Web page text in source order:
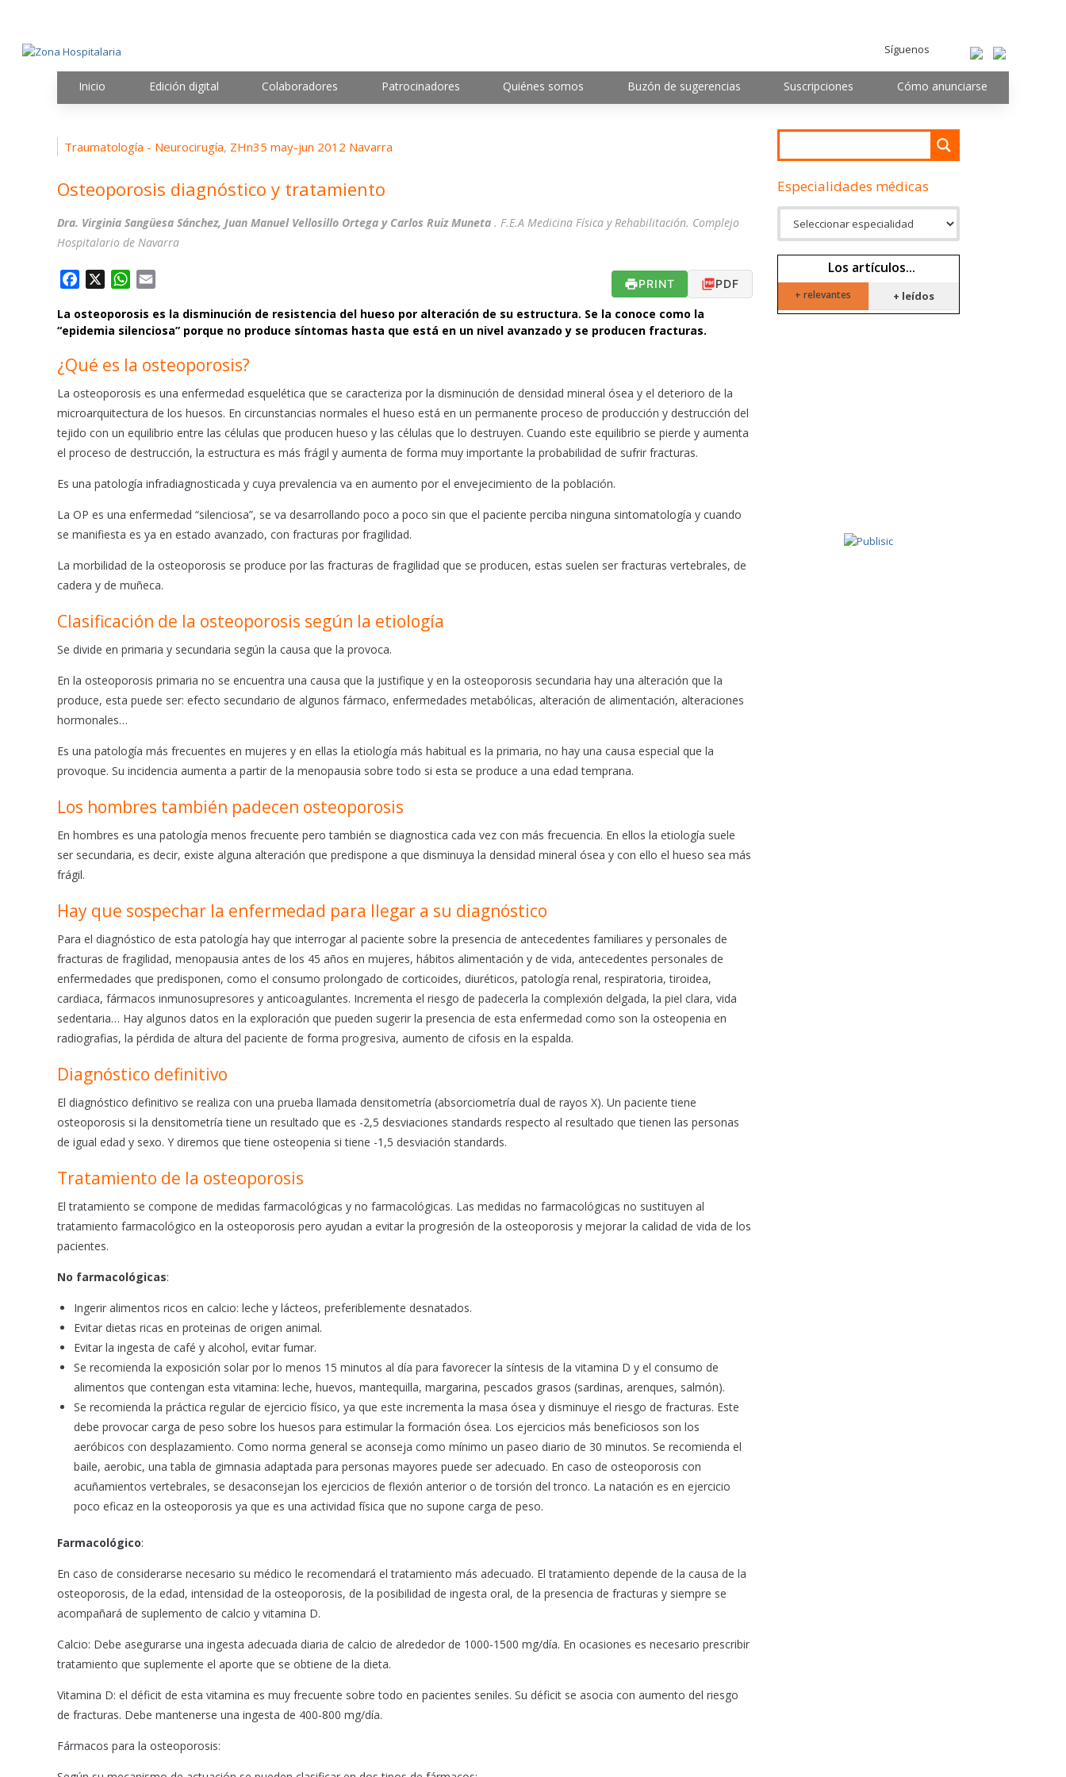
Síguenos
Inicio Edición digital Colaboradores Patrocinadores Quiénes somos Buzón de sugerencias Suscripciones Cómo anunciarse
Traumatología - Neurocirugía, ZHn35 may-jun 2012 Navarra
Osteoporosis diagnóstico y tratamiento
Dra. Virginia Sangüesa Sánchez, Juan Manuel Vellosillo Ortega y Carlos Ruiz Muneta . F.E.A Medicina Física y Rehabilitación. Complejo
Hospitalario de Navarra
c
e
o
o
k
W
a
t
A
p
p
a
i
PRINT PDF
La osteoporosis es la disminución de resistencia del hueso por alteración de su estructura. Se la conoce como la
“epidemia silenciosa” porque no produce síntomas hasta que está en un nivel avanzado y se producen fracturas.
¿Qué es la osteoporosis?
La osteoporosis es una enfermedad esquelética que se caracteriza por la disminución de densidad mineral ósea y el deterioro de la
microarquitectura de los huesos. En circunstancias normales el hueso está en un permanente proceso de producción y destrucción del
tejido con un equilibrio entre las células que producen hueso y las células que lo destruyen. Cuando este equilibrio se pierde y aumenta
el proceso de destrucción, la estructura es más frágil y aumenta de forma muy importante la probabilidad de sufrir fracturas.
Es una patología infradiagnosticada y cuya prevalencia va en aumento por el envejecimiento de la población.
La OP es una enfermedad “silenciosa”, se va desarrollando poco a poco sin que el paciente perciba ninguna sintomatología y cuando
se manifiesta es ya en estado avanzado, con fracturas por fragilidad.
La morbilidad de la osteoporosis se produce por las fracturas de fragilidad que se producen, estas suelen ser fracturas vertebrales, de
cadera y de muñeca.
Clasificación de la osteoporosis según la etiología
Se divide en primaria y secundaria según la causa que la provoca.
En la osteoporosis primaria no se encuentra una causa que la justifique y en la osteoporosis secundaria hay una alteración que la
produce, esta puede ser: efecto secundario de algunos fármaco, enfermedades metabólicas, alteración de alimentación, alteraciones
hormonales…
Es una patología más frecuentes en mujeres y en ellas la etiología más habitual es la primaria, no hay una causa especial que la
provoque. Su incidencia aumenta a partir de la menopausia sobre todo si esta se produce a una edad temprana.
Los hombres también padecen osteoporosis
En hombres es una patología menos frecuente pero también se diagnostica cada vez con más frecuencia. En ellos la etiología suele
ser secundaria, es decir, existe alguna alteración que predispone a que disminuya la densidad mineral ósea y con ello el hueso sea más
frágil.
Hay que sospechar la enfermedad para llegar a su diagnóstico
Para el diagnóstico de esta patología hay que interrogar al paciente sobre la presencia de antecedentes familiares y personales de
fracturas de fragilidad, menopausia antes de los 45 años en mujeres, hábitos alimentación y de vida, antecedentes personales de
enfermedades que predisponen, como el consumo prolongado de corticoides, diuréticos, patología renal, respiratoria, tiroidea,
cardiaca, fármacos inmunosupresores y anticoagulantes. Incrementa el riesgo de padecerla la complexión delgada, la piel clara, vida
sedentaria… Hay algunos datos en la exploración que pueden sugerir la presencia de esta enfermedad como son la osteopenia en
radiografias, la pérdida de altura del paciente de forma progresiva, aumento de cifosis en la espalda.
Diagnóstico definitivo
El diagnóstico definitivo se realiza con una prueba llamada densitometría (absorciometría dual de rayos X). Un paciente tiene
osteoporosis si la densitometría tiene un resultado que es -2,5 desviaciones standards respecto al resultado que tienen las personas
de igual edad y sexo. Y diremos que tiene osteopenia si tiene -1,5 desviación standards.
Tratamiento de la osteoporosis
El tratamiento se compone de medidas farmacológicas y no farmacológicas. Las medidas no farmacológicas no sustituyen al
tratamiento farmacológico en la osteoporosis pero ayudan a evitar la progresión de la osteoporosis y mejorar la calidad de vida de los
pacientes.
No farmacológicas:
Ingerir alimentos ricos en calcio: leche y lácteos, preferiblemente desnatados.
Evitar dietas ricas en proteinas de origen animal.
Evitar la ingesta de café y alcohol, evitar fumar.
Se recomienda la exposición solar por lo menos 15 minutos al día para favorecer la síntesis de la vitamina D y el consumo de
alimentos que contengan esta vitamina: leche, huevos, mantequilla, margarina, pescados grasos (sardinas, arenques, salmón).
Se recomienda la práctica regular de ejercicio físico, ya que este incrementa la masa ósea y disminuye el riesgo de fracturas. Este
debe provocar carga de peso sobre los huesos para estimular la formación ósea. Los ejercicios más beneficiosos son los
aeróbicos con desplazamiento. Como norma general se aconseja como mínimo un paseo diario de 30 minutos. Se recomienda el
baile, aerobic, una tabla de gimnasia adaptada para personas mayores puede ser adecuado. En caso de osteoporosis con
acuñamientos vertebrales, se desaconsejan los ejercicios de flexión anterior o de torsión del tronco. La natación es en ejercicio
poco eficaz en la osteoporosis ya que es una actividad física que no supone carga de peso.
Farmacológico:
En caso de considerarse necesario su médico le recomendará el tratamiento más adecuado. El tratamiento depende de la causa de la
osteoporosis, de la edad, intensidad de la osteoporosis, de la posibilidad de ingesta oral, de la presencia de fracturas y siempre se
acompañará de suplemento de calcio y vitamina D.
Calcio: Debe asegurarse una ingesta adecuada diaria de calcio de alrededor de 1000-1500 mg/día. En ocasiones es necesario prescribir
tratamiento que suplemente el aporte que se obtiene de la dieta.
Vitamina D: el déficit de esta vitamina es muy frecuente sobre todo en pacientes seniles. Su déficit se asocia con aumento del riesgo
de fracturas. Debe mantenerse una ingesta de 400-800 mg/día.
Fármacos para la osteoporosis:
Especialidades médicas
Los artículos...
+ relevantes + leídos